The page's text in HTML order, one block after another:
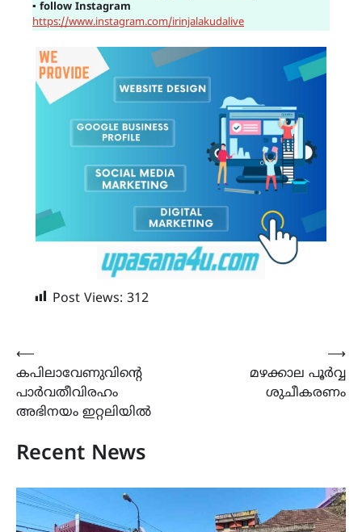
▪ follow Instagram
https://www.instagram.com/irinjalakudalive
Post Views: 312
Post
navigation
⟵
കപിലാവേണുവിൻ്റെ
പാർവതീവിരഹം
അഭിനയം ഇറ്റലിയിൽ
മഴക്കാല പൂർവ്വ
ശുചീകരണം
⟶
Recent News